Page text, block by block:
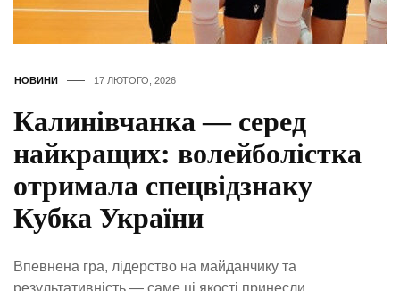
НОВИНИ 17 ЛЮТОГО, 2026
Калинівчанка — серед
найкращих: волейболістка
отримала спецвідзнаку
Кубка України
Впевнена гра, лідерство на майданчику та
результативність — саме ці якості принесли